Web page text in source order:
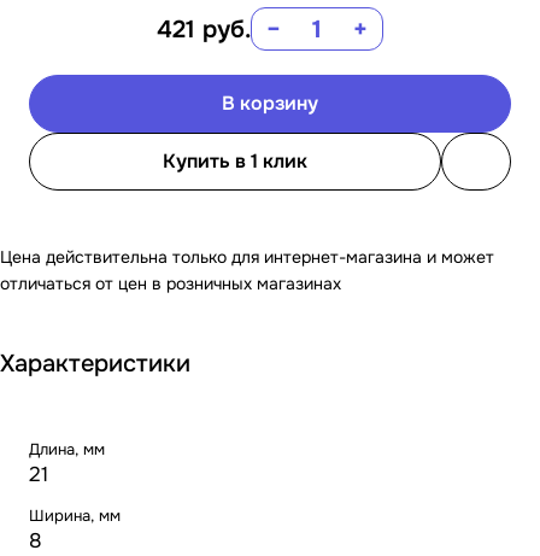
421 руб. − +
В корзину
Купить в 1 клик
Цена действительна только для интернет-магазина и может
отличаться от цен в розничных магазинах
Характеристики
Длина, мм
21
Ширина, мм
8